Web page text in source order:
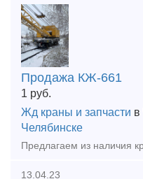
Продажа КЖ-661
1 руб.
Жд краны и запчасти в
Челябинске
13.04.23